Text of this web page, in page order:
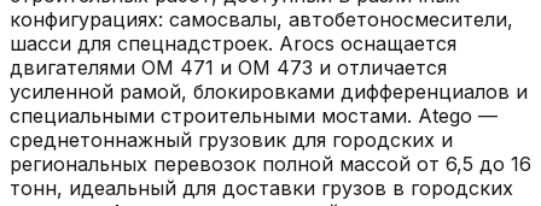
конфигурациях: самосвалы, автобетоносмесители,
шасси для спецнадстроек. Arocs оснащается
двигателями OM 471 и OM 473 и отличается
усиленной рамой, блокировками дифференциалов и
специальными строительными мостами. Atego —
среднетоннажный грузовик для городских и
региональных перевозок полной массой от 6,5 до 16
тонн, идеальный для доставки грузов в городских